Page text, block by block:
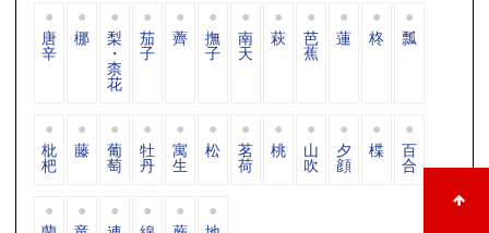
唐
辛
梛 梨
・
柰
花
茄
子
薺 撫
子
南
天
萩 芭
蕉
蓮 柊 瓢
枇
杷
藤 葡
萄
牡
丹
寓
生
松 茗
荷
桃 山
吹
夕
顔
楪 百
合